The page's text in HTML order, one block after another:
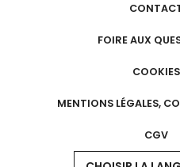
FOIRE AUX
COOKIES
MENTIONS LÉGALES,
CGV